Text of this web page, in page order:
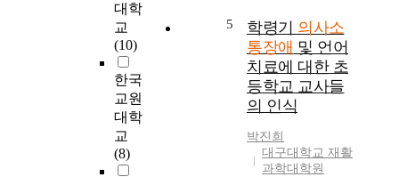
대학
교
(10)
한국
교원
대학
교
(8)
5 학령기 의사소
통장애 및 언어
치료에 대한 초
등학교 교사들
의 인식
박진희
대구대학교 재활
과학대학원